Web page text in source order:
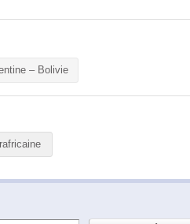
– Bolivie